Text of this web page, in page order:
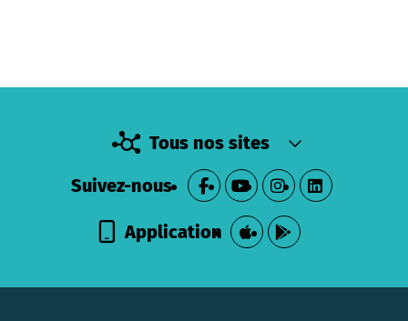
Tous nos sites
Suivez-nous
Application